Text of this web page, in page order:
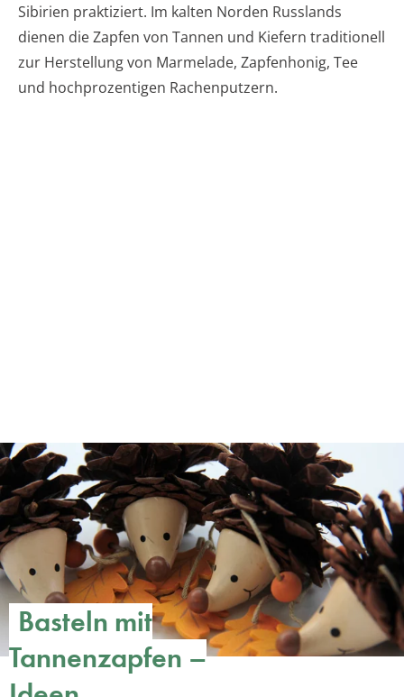
Sibirien praktiziert. Im kalten Norden Russlands
dienen die Zapfen von Tannen und Kiefern traditionell
zur Herstellung von Marmelade, Zapfenhonig, Tee
und hochprozentigen Rachenputzern.
Basteln mit
Tannenzapfen –